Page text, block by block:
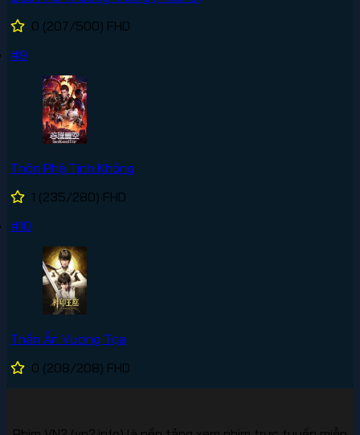
0 (207/500) FHD
#9
Thôn Phệ Tinh Không
1 (235/280) FHD
#10
Thần Ấn Vương Tọa
0 (208/208) FHD